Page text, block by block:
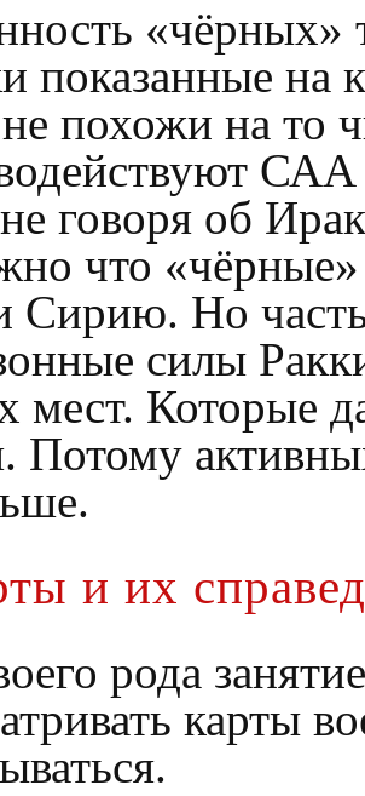
«чёрных»
показанные на
похожи на то
САА
не говоря об
что
Сирию. Но часть
силы
мест. Которые
Потому
и их
рода
карты